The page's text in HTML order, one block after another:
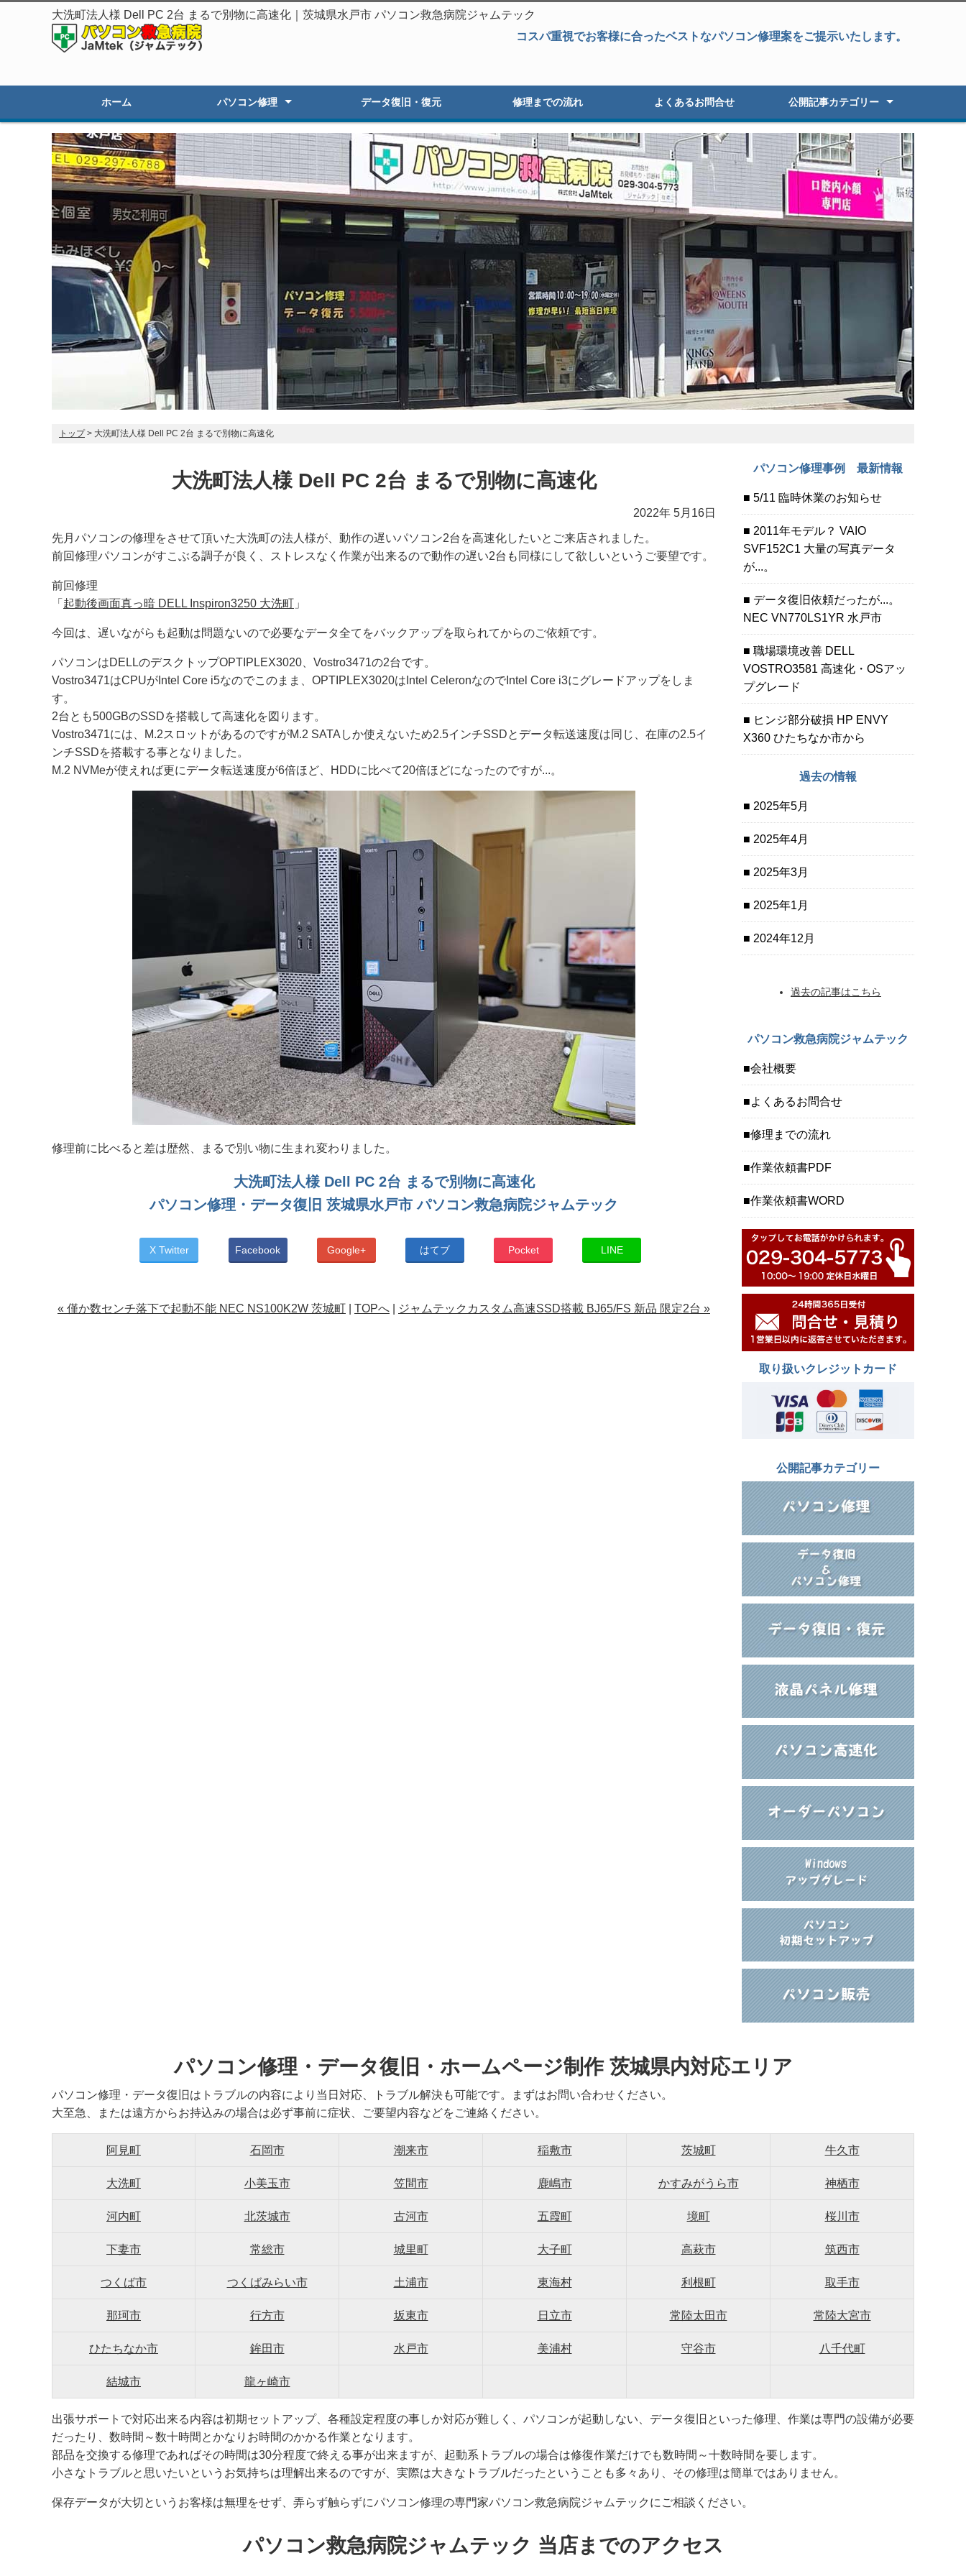
大洗町法人様 Dell PC 2台 まるで別物に高速化｜茨城県水戸市 パソコン救急病院ジャムテック
コスパ重視でお客様に合ったベストなパソコン修理案をご提示いたします。
ホーム パソコン修理
起動しないPC修理
遅いPCの高速化
初期セットアップ
画面割れ・表示不良
OSアップグレード
オーダーPC製作・販売
その他のトラブル
データ復旧・復元 修理までの流れ よくあるお問合せ 公開記事カテゴリー
パソコン修理
データ復旧&パソコン修理
データ復旧・復元
液晶パネル修理
パソコン高速化
オーダーパソコン
Windowsアップグレード
パソコン初期セットアップ
パソコン販売
トップ> 大洗町法人様 Dell PC 2台 まるで別物に高速化
大洗町法人様 Dell PC 2台 まるで別物に高速化
2022年 5月16日
先月パソコンの修理をさせて頂いた大洗町の法人様が、動作の遅いパソコン2台を高速化したいとご来店されました。
前回修理パソコンがすこぶる調子が良く、ストレスなく作業が出来るので動作の遅い2台も同様にして欲しいというご要望です。
前回修理
「 起動後画面真っ暗 DELL Inspiron3250 大洗町 」
今回は、遅いながらも起動は問題ないので必要なデータ全てをバックアップを取られてからのご依頼です。
パソコンはDELLのデスクトップOPTIPLEX3020、Vostro3471の2台です。
Vostro3471はCPUがIntel Core i5なのでこのまま、OPTIPLEX3020はIntel CeleronなのでIntel Core i3にグレードアップをしま
す。
2台とも500GBのSSDを搭載して高速化を図ります。
Vostro3471には、M.2スロットがあるのですがM.2 SATAしか使えないため2.5インチSSDとデータ転送速度は同じ、在庫の2.5イ
ンチSSDを搭載する事となりました。
M.2 NVMeが使えれば更にデータ転送速度が6倍ほど、HDDに比べて20倍ほどになったのですが...。
修理前に比べると差は歴然、まるで別い物に生まれ変わりました。
大洗町法人様 Dell PC 2台 まるで別物に高速化
パソコン修理・データ復旧 茨城県水戸市 パソコン救急病院ジャムテック
X Twitter Facebook Google+ はてブ Pocket LINE
« 僅か数センチ落下で起動不能 NEC NS100K2W 茨城町 TOPへ ジャムテックカスタム高速SSD搭載 BJ65/FS 新品 限定2台 »
パソコン修理事例 最新情報
5/11 臨時休業のお知らせ
2011年モデル？ VAIO
SVF152C1 大量の写真データ
が...。
データ復旧依頼だったが...。
NEC VN770LS1YR 水戸市
職場環境改善 DELL
VOSTRO3581 高速化・OSアッ
プグレード
ヒンジ部分破損 HP ENVY
X360 ひたちなか市から
過去の情報
2025年5月
2025年4月
2025年3月
2025年1月
2024年12月
過去の記事はこちら
パソコン救急病院ジャムテック
会社概要
よくあるお問合せ
修理までの流れ
作業依頼書PDF
作業依頼書WORD
取り扱いクレジットカード
公開記事カテゴリー
パソコン修理・データ復旧・ホームページ制作 茨城県内対応エリア
パソコン修理・データ復旧はトラブルの内容により当日対応、トラブル解決も可能です。まずはお問い合わせください。
大至急、または遠方からお持込みの場合は必ず事前に症状、ご要望内容などをご連絡ください。
阿見町 石岡市 潮来市 稲敷市 茨城町 牛久市
大洗町 小美玉市 笠間市 鹿嶋市 かすみがうら市 神栖市
河内町 北茨城市 古河市 五霞町 境町 桜川市
下妻市 常総市 城里町 大子町 高萩市 筑西市
つくば市 つくばみらい市 土浦市 東海村 利根町 取手市
那珂市 行方市 坂東市 日立市 常陸太田市 常陸大宮市
ひたちなか市 鉾田市 水戸市 美浦村 守谷市 八千代町
結城市 龍ヶ崎市
出張サポートで対応出来る内容は初期セットアップ、各種設定程度の事しか対応が難しく、パソコンが起動しない、データ復旧といった修理、作業は専門の設備が必要
だったり、数時間～数十時間とかなりお時間のかかる作業となります。
部品を交換する修理であればその時間は30分程度で終える事が出来ますが、起動系トラブルの場合は修復作業だけでも数時間～十数時間を要します。
小さなトラブルと思いたいというお気持ちは理解出来るのですが、実際は大きなトラブルだったということも多々あり、その修理は簡単ではありません。
保存データが大切というお客様は無理をせず、弄らず触らずにパソコン修理の専門家パソコン救急病院ジャムテックにご相談ください。
パソコン救急病院ジャムテック 当店までのアクセス